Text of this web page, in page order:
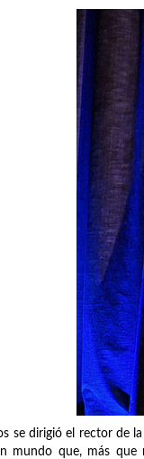
se dirigió el rector de
mundo que, más que